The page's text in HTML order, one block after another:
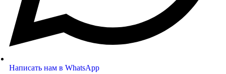
Написать нам в WhatsApp